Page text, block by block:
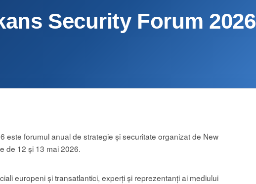
Security Forum 2026
este forumul anual de strategie și securitate organizat de New
de 12 și 13 mai 2026.
europeni și transatlantici, experți și reprezentanți ai mediului